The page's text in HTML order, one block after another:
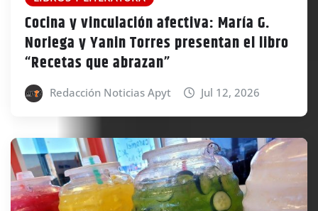
Cocina y vinculación afectiva: María G.
Noriega y Yanin Torres presentan el libro
“Recetas que abrazan”
Redacción Noticias Apyt Jul 12, 2026